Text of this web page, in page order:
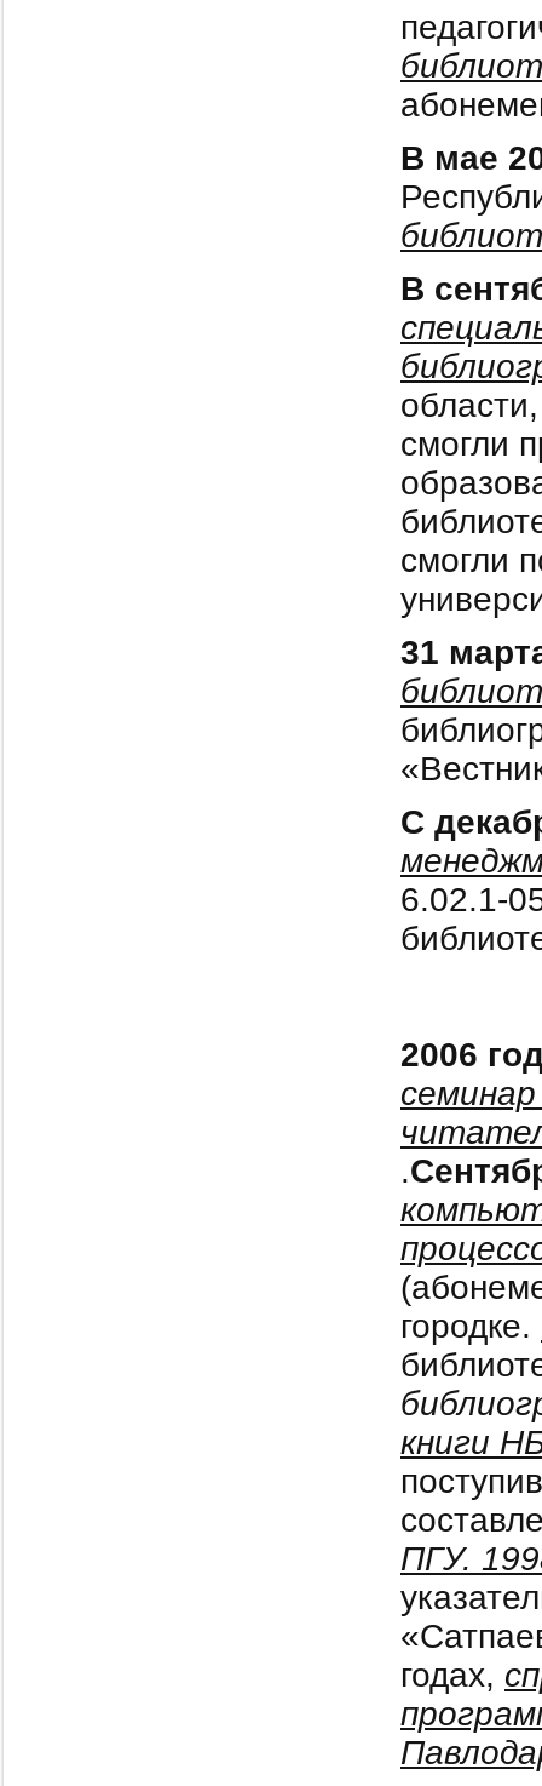
В мае
В
смогли
смогли
31
С
6.02.1-
2006
.
городке.
книги
ПГУ.
годах,